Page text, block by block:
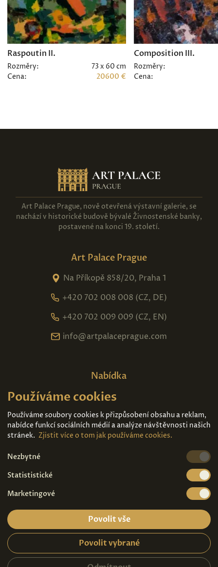
Raspoutin II.
Rozměry:
73 x 60 cm
Cena:
20600 €
Composition III.
Rozměry:
Cena:
Art Palace Prague, nově otevřená výstavní galerie, se
nachází v historické budově bývalé Živnostenské banky,
postavené na konci 19. století.
Art Palace Prague
Na Příkopě 858/20, Praha 1
+420 702 008 008 (CZ, DE)
+420 702 009 009 (CZ, EN)
info@artpalaceprague.com
Nabídka
Domů
Expozice
Kontakt
Díla k prodeji
Vstupenky
2026© Copyright - Art Palace Prague s.r.o.
Ochrana osobních údajů|Návštěvní řád
Používáme cookies
Používáme soubory cookies k přizpůsobení obsahu a reklam,
nabídce funkcí sociálních médií a analýze návštěvnosti našich
stránek. Zjistit více o tom jak používáme cookies.
Nezbytné
Statististické
Marketingové
Povolit vše
Povolit vybrané